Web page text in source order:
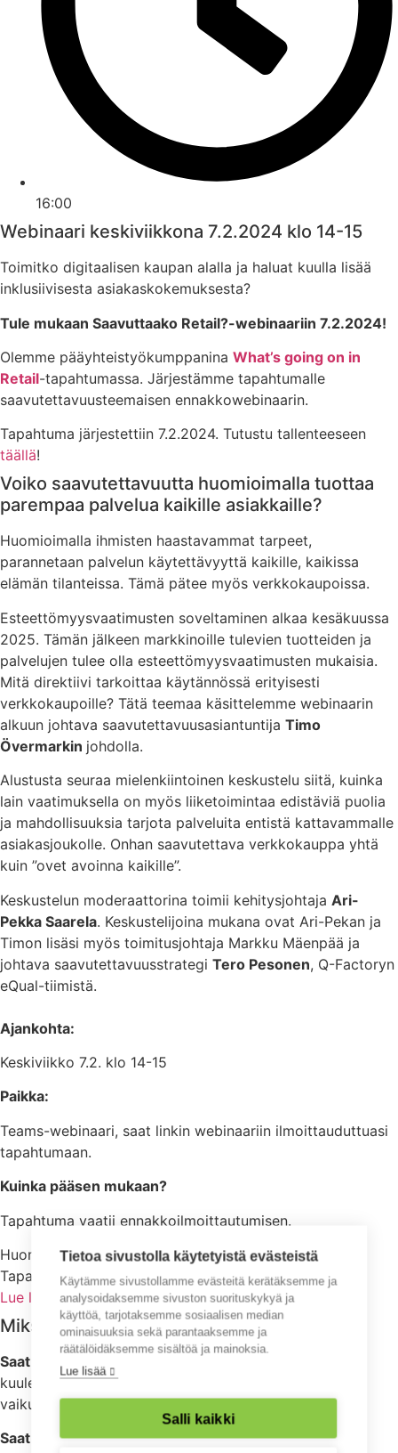
Tietoa sivustolla käytetyistä evästeistä
Käytämme sivustollamme evästeitä kerätäksemme ja
analysoidaksemme sivuston suorituskykyä ja
käyttöä, tarjotaksemme sosiaalisen median
ominaisuuksia sekä parantaaksemme ja
räätälöidäksemme sisältöä ja mainoksia.
Lue lisää
Salli kaikki
16:00
Webinaari keskiviikkona 7.2.2024 klo 14-15
Toimitko digitaalisen kaupan alalla ja haluat kuulla lisää
inklusiivisesta asiakaskokemuksesta?
Tule mukaan Saavuttaako Retail?-webinaariin 7.2.2024!
Olemme pääyhteistyökumppanina What’s going on in
Retail-tapahtumassa. Järjestämme tapahtumalle
saavutettavuusteemaisen ennakkowebinaarin.
Tapahtuma järjestettiin 7.2.2024. Tutustu tallenteeseen
täällä!
Voiko saavutettavuutta huomioimalla tuottaa
parempaa palvelua kaikille asiakkaille?
Huomioimalla ihmisten haastavammat tarpeet,
parannetaan palvelun käytettävyyttä kaikille, kaikissa
elämän tilanteissa. Tämä pätee myös verkkokaupoissa.
Esteettömyysvaatimusten soveltaminen alkaa kesäkuussa
2025. Tämän jälkeen markkinoille tulevien tuotteiden ja
palvelujen tulee olla esteettömyysvaatimusten mukaisia.
Mitä direktiivi tarkoittaa käytännössä erityisesti
verkkokaupoille? Tätä teemaa käsittelemme webinaarin
alkuun johtava saavutettavuusasiantuntija Timo
Övermarkin johdolla.
Alustusta seuraa mielenkiintoinen keskustelu siitä, kuinka
lain vaatimuksella on myös liiketoimintaa edistäviä puolia
ja mahdollisuuksia tarjota palveluita entistä kattavammalle
asiakasjoukolle. Onhan saavutettava verkkokauppa yhtä
kuin ”ovet avoinna kaikille”.
Keskustelun moderaattorina toimii kehitysjohtaja Ari-
Pekka Saarela. Keskustelijoina mukana ovat Ari-Pekan ja
Timon lisäsi myös toimitusjohtaja Markku Mäenpää ja
johtava saavutettavuusstrategi Tero Pesonen, Q-Factoryn
eQual-tiimistä.
Ajankohta:
Keskiviikko 7.2. klo 14-15
Paikka:
Teams-webinaari, saat linkin webinaariin ilmoittauduttuasi
tapahtumaan.
Kuinka pääsen mukaan?
Tapahtuma vaatii ennakkoilmoittautumisen.
Huom! Tapahtuma järjestetään Teams-eventillä.
Tapahtumassa ei ole livetekstitystä.
Lue lisää tapahtumasta
Miksi osallistua webinaariin?
Saat ajantasaista tietoa esteettömyysdirektiivistä
kuulet, miten tämä lainsäädännöllinen muutos tulee
vaikuttamaan liiketoimintaasi.
Saat vinkkejä mistä lähteä liikkeelle direktiivin